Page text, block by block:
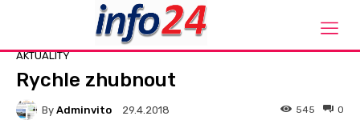
AKTUALITY
Rychle zhubnout
By Adminvito 29.4.2018 0
545